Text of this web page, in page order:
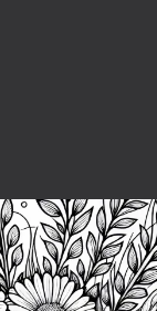
- Malebilde
aster og